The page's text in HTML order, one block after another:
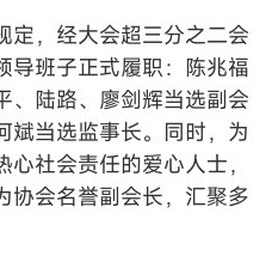
定，经大会超三分之二会
导班子正式履职：陈兆福
、陆路、廖剑辉当选副会
斌当选监事长。同时，为
社会责任的爱心人士，
协会名誉副会长，汇聚多